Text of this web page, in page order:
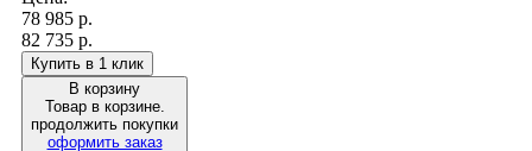
78 985 р.
82 735 р.
Купить в 1 клик
В корзину
Товар в корзине.
продолжить покупки
оформить заказ